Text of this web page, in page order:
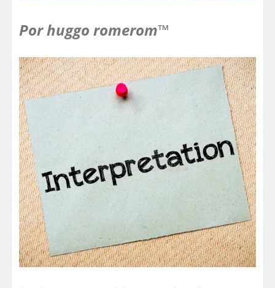
Por huggo romerom™